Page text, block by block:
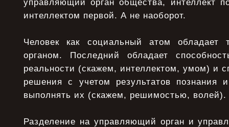
управляющий орган общества, интеллект
интеллектом первой. А не наоборот.
Человек как социальный атом
органом. Последний обладает
реальности (скажем, интеллектом, умом) и
решения с учетом результатов познания
выполнять их (скажем, решимостью, волей).
Разделение на управляющий орган и